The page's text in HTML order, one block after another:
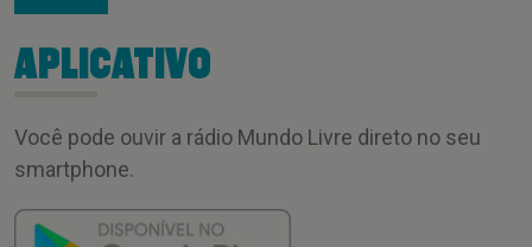
APLICATIVO
Você pode ouvir a rádio Mundo Livre direto no seu
smartphone.